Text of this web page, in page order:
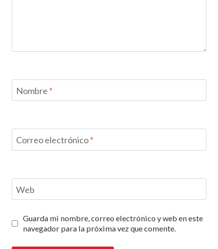
Nombre *
Correo electrónico*
Web
Guarda mi nombre, correo electrónico y web en este
navegador para la próxima vez que comente.